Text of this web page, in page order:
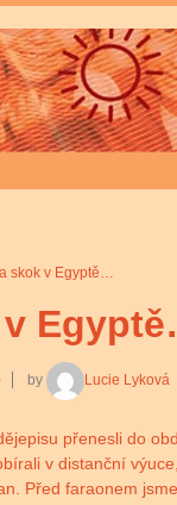
skok v Egyptě…
v
by Lucie Lyková
přenesli do
v distanční
Před faraonem